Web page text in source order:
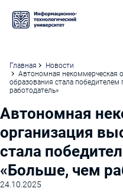
Главная
Новости
Автономная некоммерческая
образования стала победителем
работодатель»
Автономная
организация
стала
«Больше, чем
24.10.2025